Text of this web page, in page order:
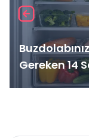
Gereken 14